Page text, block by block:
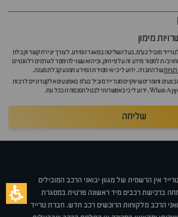
מימון
מוביל בע"מ, בעל השליטה במאגר המידע, לצורך יצירת קשר וקבלת
ת למסור מידע זה על פי חוק, וכי הוא עשוי להימסר לגורמים רלוונטיים
של החברה. ידוע לי כי אי מסירת המידע תמנע קבלת מענה.
וחומרים שיווקיים מטרייד מוביל בע"מ באמצעים אלקטרוניים לרבות
שליחה
אין הרשמית של מגוון יבואני הרכב המובילים
ברכישת רכבים מיד ראשונה פרטית במסגרת
הרכב מלקוחות הרוכשים רכב חדש. חברת טרייד